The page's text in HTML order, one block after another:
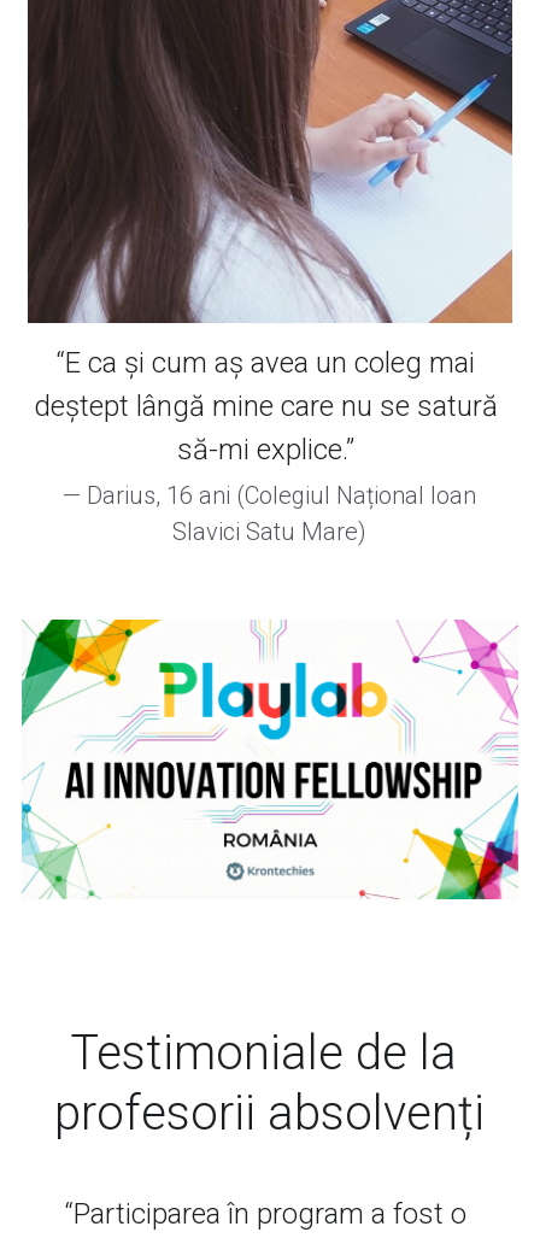
“E ca și cum aș avea un coleg mai
deștept lângă mine care nu se satură
să-mi explice.”
Slavici Satu Mare)
Testimoniale de la
profesorii absolvenți
“Participarea în program a fost o